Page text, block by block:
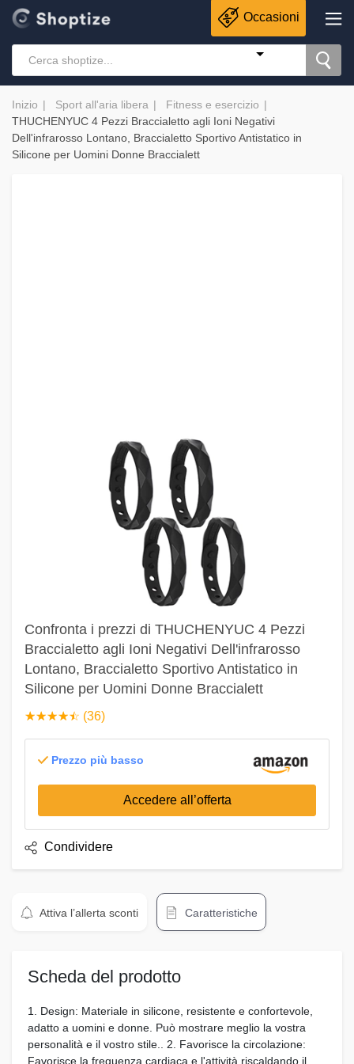
Occasioni
Inizio Sport all'aria libera
Fitness e esercizio
THUCHENYUC 4 Pezzi Braccialetto agli Ioni Negativi
Dell'infrarosso Lontano, Braccialetto Sportivo Antistatico in
Silicone per Uomini Donne Braccialett
Confronta i prezzi di THUCHENYUC 4 Pezzi
Braccialetto agli Ioni Negativi Dell'infrarosso
Lontano, Braccialetto Sportivo Antistatico in
Silicone per Uomini Donne Braccialett
☆☆☆☆☆
★★★★★ (36)
Prezzo più basso
Accedere all’offerta
Condividere
Attiva l’allerta sconti Caratteristiche
Scheda del prodotto
1. Design: Materiale in silicone, resistente e confortevole,
adatto a uomini e donne. Può mostrare meglio la vostra
personalità e il vostro stile.. 2. Favorisce la circolazione:
Favorisce la frequenza cardiaca e l'attività riscaldando il